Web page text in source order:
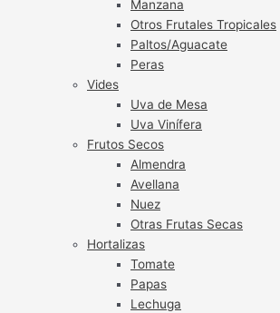
Manzana
Otros Frutales Tropicales
Paltos/Aguacate
Peras
Vides
Uva de Mesa
Uva Vinífera
Frutos Secos
Almendra
Avellana
Nuez
Otras Frutas Secas
Hortalizas
Tomate
Papas
Lechuga